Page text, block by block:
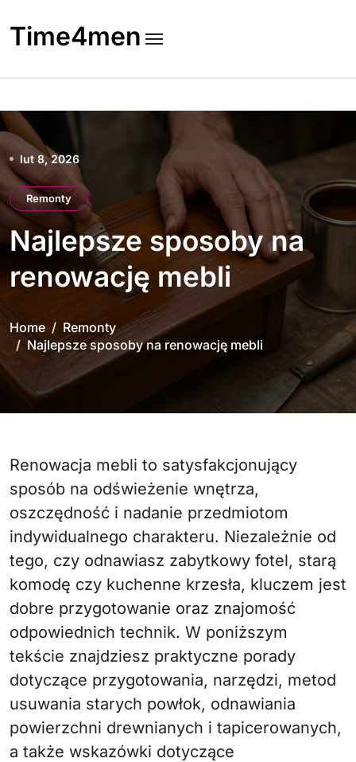
to
content
Time4men
lut 8, 2026
Remonty
Najlepsze sposoby na
renowację mebli
Home
Remonty
Najlepsze sposoby na renowację mebli
Renowacja mebli to satysfakcjonujący
sposób na odświeżenie wnętrza,
oszczędność i nadanie przedmiotom
indywidualnego charakteru. Niezależnie od
tego, czy odnawiasz zabytkowy fotel, starą
komodę czy kuchenne krzesła, kluczem jest
dobre przygotowanie oraz znajomość
odpowiednich technik. W poniższym
tekście znajdziesz praktyczne porady
dotyczące przygotowania, narzędzi, metod
usuwania starych powłok, odnawiania
powierzchni drewnianych i tapicerowanych,
a także wskazówki dotyczące